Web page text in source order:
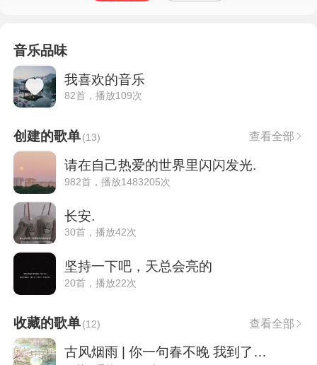
音乐品味
我喜欢的音乐
82首，播放109次
创建的歌单(13) 查看全部
请在自己热爱的世界里闪闪发光.
982首，播放1483205次
长安.
30首，播放42次
坚持一下吧，天总会亮的
20首，播放22次
收藏的歌单(12) 查看全部
古风烟雨 | 你一句春不晚 我到了真江南